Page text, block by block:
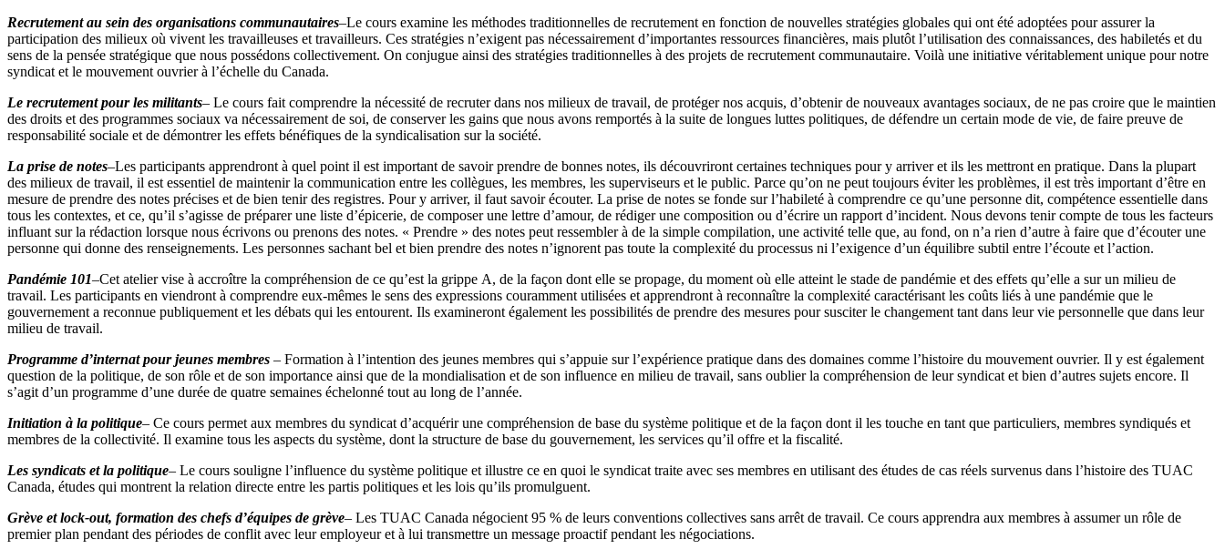
Recrutement au sein des organisations communautaires–Le cours examine les méthodes traditionnelles de recrutement en fonction de nouvelles stratégies globales qui ont été adoptées pour assurer la
participation des milieux où vivent les travailleuses et travailleurs. Ces stratégies n’exigent pas nécessairement d’importantes ressources financières, mais plutôt l’utilisation des connaissances, des habiletés et du
sens de la pensée stratégique que nous possédons collectivement. On conjugue ainsi des stratégies traditionnelles à des projets de recrutement communautaire. Voilà une initiative véritablement unique pour notre
syndicat et le mouvement ouvrier à l’échelle du Canada.
Le recrutement pour les militants– Le cours fait comprendre la nécessité de recruter dans nos milieux de travail, de protéger nos acquis, d’obtenir de nouveaux avantages sociaux, de ne pas croire que le maintien
des droits et des programmes sociaux va nécessairement de soi, de conserver les gains que nous avons remportés à la suite de longues luttes politiques, de défendre un certain mode de vie, de faire preuve de
responsabilité sociale et de démontrer les effets bénéfiques de la syndicalisation sur la société.
La prise de notes–Les participants apprendront à quel point il est important de savoir prendre de bonnes notes, ils découvriront certaines techniques pour y arriver et ils les mettront en pratique. Dans la plupart
des milieux de travail, il est essentiel de maintenir la communication entre les collègues, les membres, les superviseurs et le public. Parce qu’on ne peut toujours éviter les problèmes, il est très important d’être en
mesure de prendre des notes précises et de bien tenir des registres. Pour y arriver, il faut savoir écouter. La prise de notes se fonde sur l’habileté à comprendre ce qu’une personne dit, compétence essentielle dans
tous les contextes, et ce, qu’il s’agisse de préparer une liste d’épicerie, de composer une lettre d’amour, de rédiger une composition ou d’écrire un rapport d’incident. Nous devons tenir compte de tous les facteurs
influant sur la rédaction lorsque nous écrivons ou prenons des notes. « Prendre » des notes peut ressembler à de la simple compilation, une activité telle que, au fond, on n’a rien d’autre à faire que d’écouter une
personne qui donne des renseignements. Les personnes sachant bel et bien prendre des notes n’ignorent pas toute la complexité du processus ni l’exigence d’un équilibre subtil entre l’écoute et l’action.
Pandémie 101–Cet atelier vise à accroître la compréhension de ce qu’est la grippe A, de la façon dont elle se propage, du moment où elle atteint le stade de pandémie et des effets qu’elle a sur un milieu de
travail. Les participants en viendront à comprendre eux-mêmes le sens des expressions couramment utilisées et apprendront à reconnaître la complexité caractérisant les coûts liés à une pandémie que le
gouvernement a reconnue publiquement et les débats qui les entourent. Ils examineront également les possibilités de prendre des mesures pour susciter le changement tant dans leur vie personnelle que dans leur
milieu de travail.
Programme d’internat pour jeunes membres – Formation à l’intention des jeunes membres qui s’appuie sur l’expérience pratique dans des domaines comme l’histoire du mouvement ouvrier. Il y est également
question de la politique, de son rôle et de son importance ainsi que de la mondialisation et de son influence en milieu de travail, sans oublier la compréhension de leur syndicat et bien d’autres sujets encore. Il
s’agit d’un programme d’une durée de quatre semaines échelonné tout au long de l’année.
Initiation à la politique– Ce cours permet aux membres du syndicat d’acquérir une compréhension de base du système politique et de la façon dont il les touche en tant que particuliers, membres syndiqués et
membres de la collectivité. Il examine tous les aspects du système, dont la structure de base du gouvernement, les services qu’il offre et la fiscalité.
Les syndicats et la politique– Le cours souligne l’influence du système politique et illustre ce en quoi le syndicat traite avec ses membres en utilisant des études de cas réels survenus dans l’histoire des TUAC
Canada, études qui montrent la relation directe entre les partis politiques et les lois qu’ils promulguent.
Grève et lock-out, formation des chefs d’équipes de grève– Les TUAC Canada négocient 95 % de leurs conventions collectives sans arrêt de travail. Ce cours apprendra aux membres à assumer un rôle de
premier plan pendant des périodes de conflit avec leur employeur et à lui transmettre un message proactif pendant les négociations.